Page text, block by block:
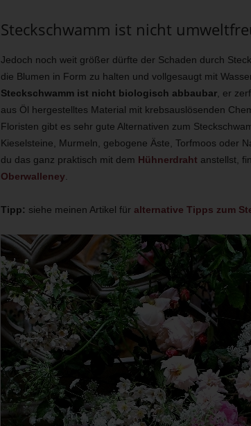
Steckschwamm ist nicht
Jedoch noch weit größer dürfte der Schaden durch
die Blumen in Form zu halten und vollgesaugt mit
Steckschwamm ist nicht biologisch abbaubar, er
aus Öl hergestelltes Material mit krebsauslösenden
Floristen gibt es sehr gute Alternativen zum
Kieselsteine, Murmeln, gebogene Äste, Torfmoos oder
du das ganz praktisch mit dem Hühnerdraht anstellst,
Oberwalleney
Tipp: siehe meinen Artikel für alternative Tipps zum